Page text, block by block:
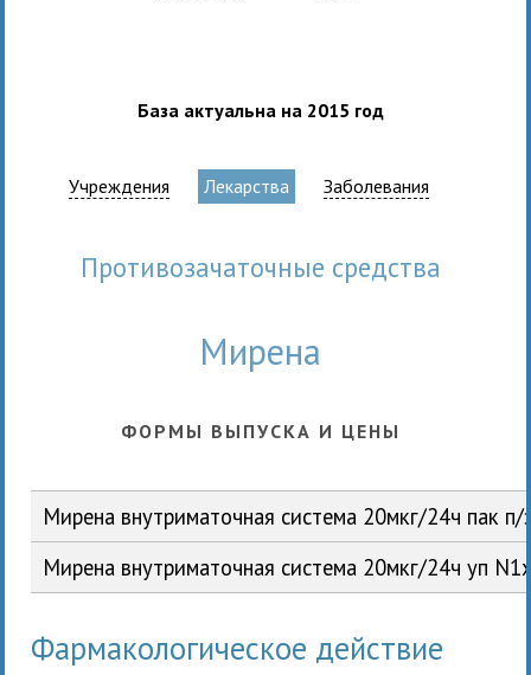
База актуальна на 2015 год
Учреждения Лекарства Заболевания
противозачаточные средства
Мирена
ФОРМЫ ВЫПУСКА И ЦЕНЫ
Мирена внутриматочная система 20мкг/24ч
Мирена внутриматочная система 20мкг/24ч уп
Фармакологическое действие